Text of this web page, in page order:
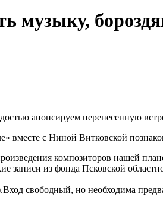
музыку,
анонсируем перенесенную
вместе с Ниной Витковской
композиторов нашей
записи из фонда Псковской
свободный, но необходима